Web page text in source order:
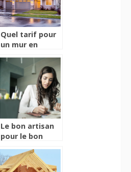
Quel tarif pour
un mur en
Decouvrez le
calcul des couts
Le bon artisan
pour le bon
guide de
selection